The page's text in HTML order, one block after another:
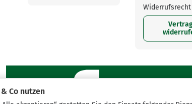
Widerrufsrecht
Co nutzen